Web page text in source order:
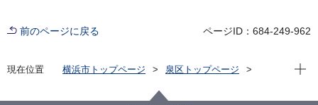
前のページに戻る ページID：684-249-962
現在位置 横浜市トップページ
泉区トップページ
現在